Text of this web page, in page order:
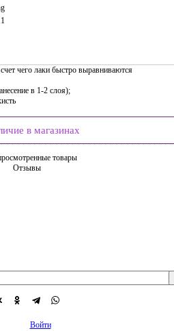
чего лаки быстро выравниваются
в 1-2 слоя);
в магазинах
товары
Отзывы
Войти